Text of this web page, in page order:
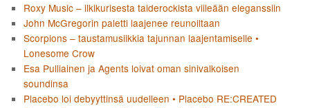
Roxy Music – ilkikurisesta taiderockista viileään eleganssiin
John McGregorin paletti laajenee reunoiltaan
Scorpions – taustamusiikkia tajunnan laajentamiselle •
Lonesome Crow
Esa Pulliainen ja Agents loivat oman sinivalkoisen
soundinsa
Placebo loi debyyttinsä uudelleen • Placebo RE:CREATED